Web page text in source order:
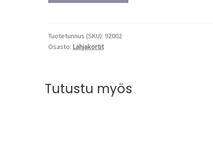
Tuotetunnus (SKU): 92002
Osasto: Lahjakortit
Tutustu myös